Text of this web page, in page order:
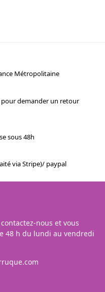
Métropolitaine
pour demander un retour
sous 48h
via Stripe)/ paypal
nous et vous
48 h du lundi au vendredi